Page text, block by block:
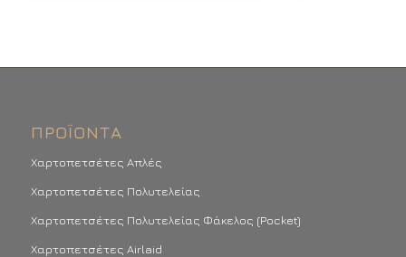
ΠΡΟΪΌΝΤΑ
Χαρτοπετσέτες Απλές
Χαρτοπετσέτες Πολυτελείας
Χαρτοπετσέτες Πολυτελείας Φάκελος (Pocket)
Χαρτοπετσέτες Airlaid